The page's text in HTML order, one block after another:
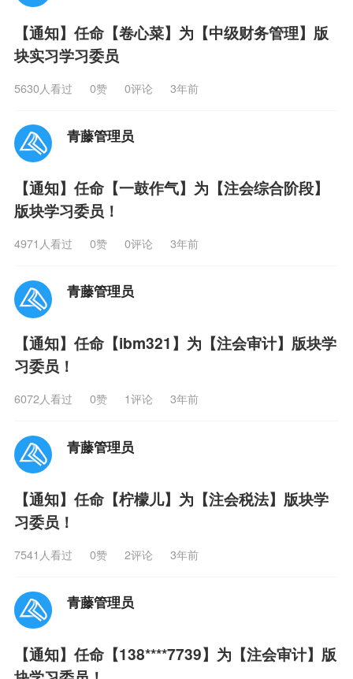
【通知】任命【卷心菜】为【中级财务管理】版
块实习学习委员
5630人看过 0赞 0评论 3年前
青藤管理员
【通知】任命【一鼓作气】为【注会综合阶段】
版块学习委员！
4971人看过 0赞 0评论 3年前
青藤管理员
【通知】任命【ibm321】为【注会审计】版块学
习委员！
6072人看过 0赞 1评论 3年前
青藤管理员
【通知】任命【柠檬儿】为【注会税法】版块学
习委员！
7541人看过 0赞 2评论 3年前
青藤管理员
【通知】任命【138****7739】为【注会审计】版